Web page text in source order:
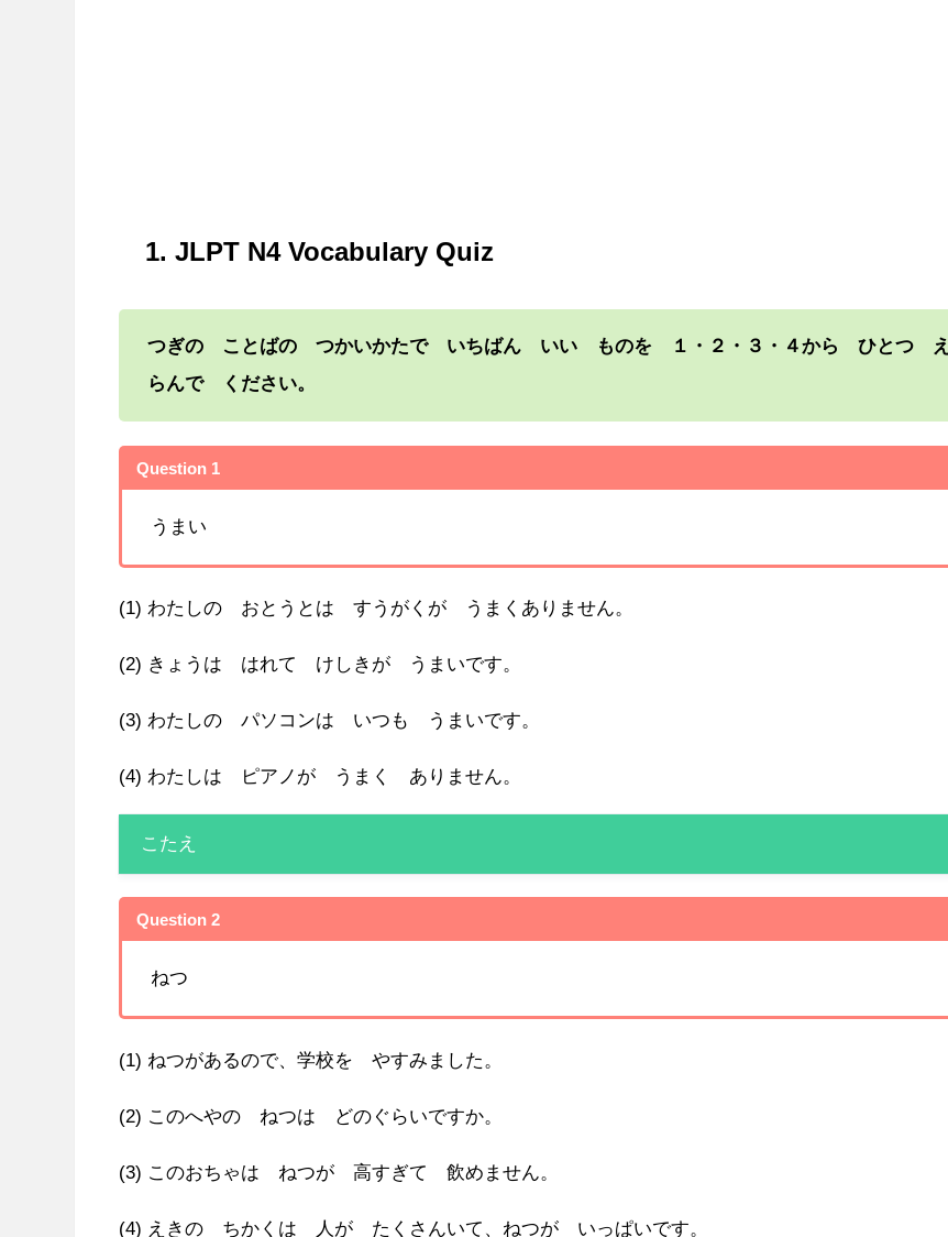
1. JLPT N4 Vocabulary Quiz
つぎの ことばの つかいかたで いちばん いい ものを １・２・３・４から ひとつ え
らんで ください。
Question 1
うまい
(1) わたしの おとうとは すうがくが うまくありません。
(2) きょうは はれて けしきが うまいです。
(3) わたしの パソコンは いつも うまいです。
(4) わたしは ピアノが うまく ありません。
こたえ
Question 2
ねつ
(1) ねつがあるので、学校を やすみました。
(2) このへやの ねつは どのぐらいですか。
(3) このおちゃは ねつが 高すぎて 飲めません。
(4) えきの ちかくは 人が たくさんいて、ねつが いっぱいです。